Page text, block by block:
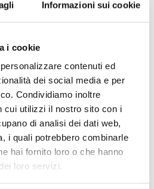
Informazioni sui cookie
i cookie
contenuti ed
dei social media e per
Condividiamo inoltre
cui utilizzi il nostro sito con i
di analisi dei dati web,
i quali potrebbero combinarle
hai fornito loro o che hanno
loro servizi.